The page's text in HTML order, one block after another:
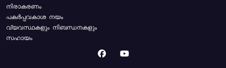
നിരാകരണം
പകർപ്പവകാശ നയം
വ്യവസ്ഥകളും നിബന്ധനകളും
സഹായം